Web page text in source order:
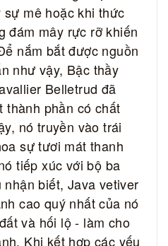
mê hoặc khi thức
đám mây rực rỡ khiến
nắm bắt được nguồn
như vậy, Bậc thầy
Belletrud đã
thành phần có chất
nó truyền vào trái
sự tươi mát thanh
tiếp xúc với bộ ba
biết, Java vetiver
cao quý nhất của nó
và hối lộ - làm cho
Khi kết hợp các yếu